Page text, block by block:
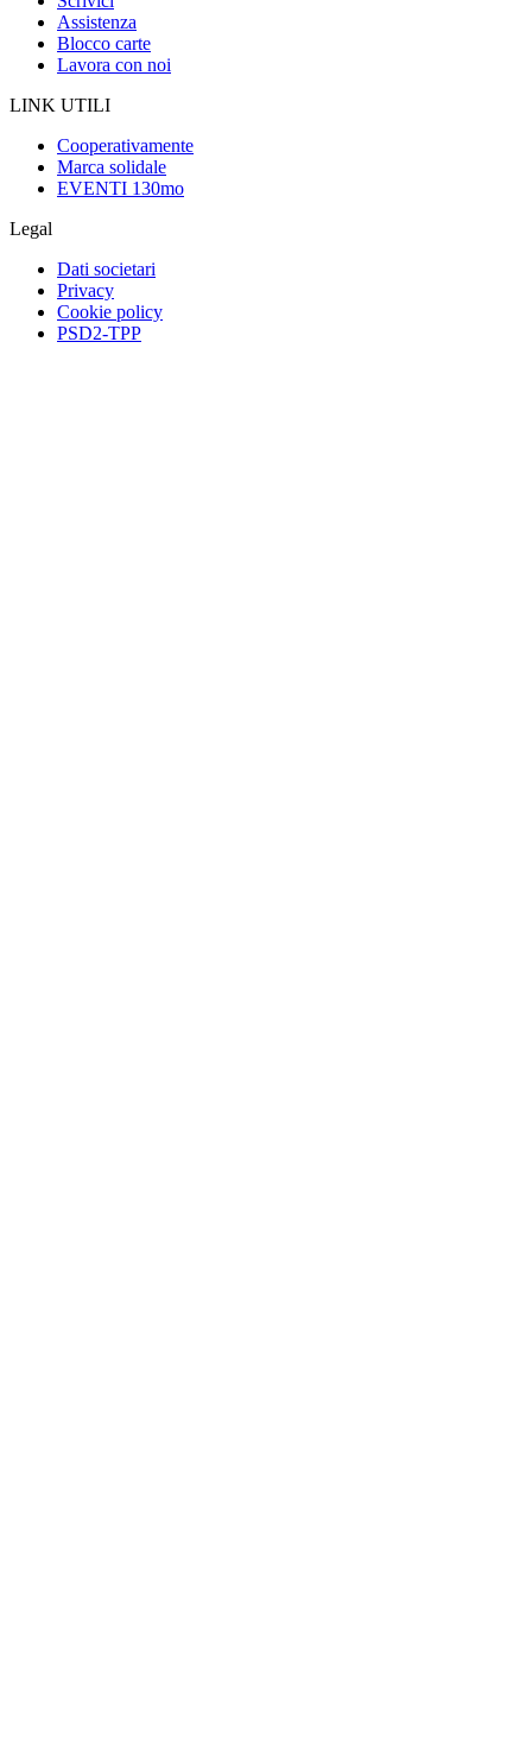
Assistenza
Blocco carte
Lavora con noi
LINK UTILI
Cooperativamente
Marca solidale
EVENTI 130mo
Legal
Dati societari
Privacy
Cookie policy
PSD2-TPP